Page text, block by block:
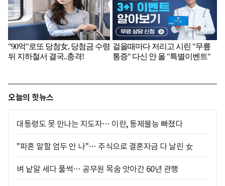
오늘의 핫뉴스
대통령도 못 만나는 지도자… 이란, 통제불능 빠졌다
"파혼 말할 엄두 안 나"… 주식으로 결혼자금 다 날린 女
벼 낱알 세다 풀썩… 공무원 목숨 앗아간 60년 관행